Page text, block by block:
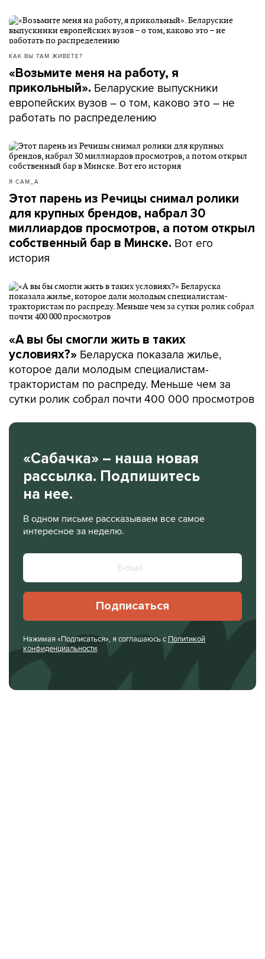
КАК ВЫ ТАМ ЖИВЕТЕ?
«Возьмите меня на работу, я
прикольный». Беларуские выпускники
европейских вузов – о том, каково это – не
работать по распределению
Я САМ_А
Этот парень из Речицы снимал ролики
для крупных брендов, набрал 30
миллиардов просмотров, а потом открыл
собственный бар в Минске. Вот его
история
«А вы бы смогли жить в таких
условиях?» Беларуска показала жилье,
которое дали молодым специалистам-
трактористам по распреду. Меньше чем за
сутки ролик собрал почти 400 000 просмотров
«Сабачка» – наша новая
рассылка. Подпишитесь
на нее.
В одном письме рассказываем все самое
интересное за неделю.
Подписаться
Нажимая «Подписаться», я соглашаюсь с Политикой
конфиденциальности.